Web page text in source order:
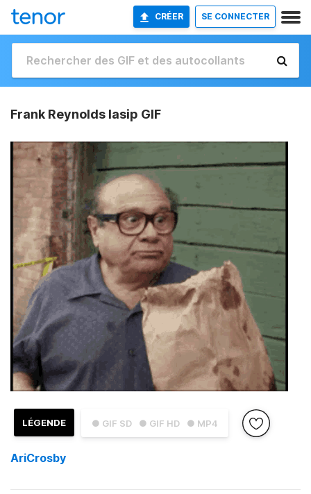
CRÉER SE CONNECTER
Frank Reynolds Iasip GIF
● GIF SD ● GIF HD ● MP4
LÉGENDE
AriCrosby